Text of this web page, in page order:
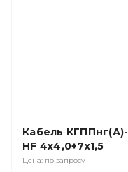
Кабель КГППнг(А)-
HF 4х4,0+7х1,5
Цена: по запросу